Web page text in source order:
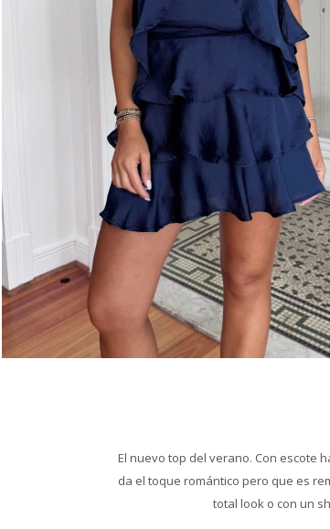
El nuevo top del verano. Con escote
da el toque romántico pero que es
total look o con un